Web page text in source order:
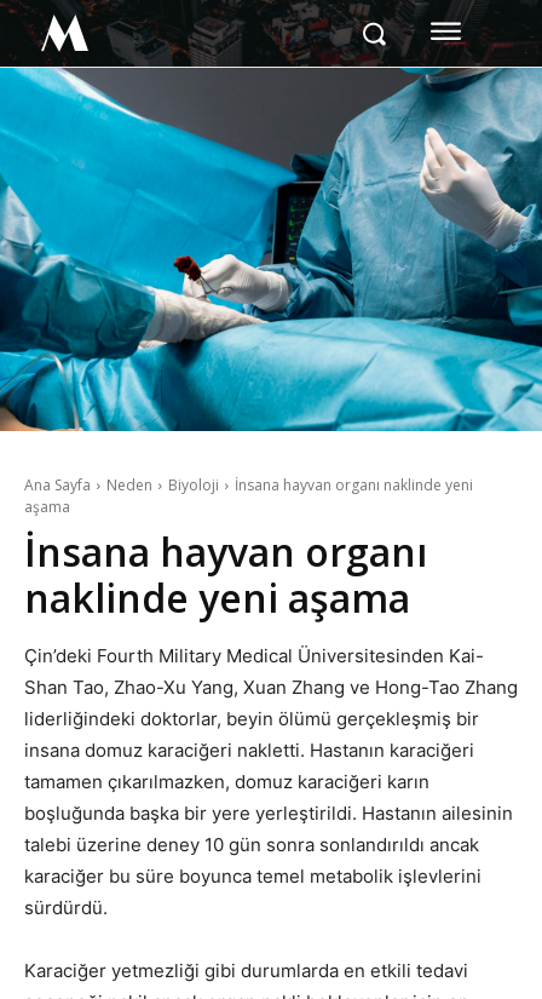
M
Ana Sayfa Neden Biyoloji
İnsana hayvan organı naklinde yeni
aşama
İnsana hayvan organı
naklinde yeni aşama
Çin’deki Fourth Military Medical Üniversitesinden Kai-
Shan Tao, Zhao-Xu Yang, Xuan Zhang ve Hong-Tao Zhang
liderliğindeki doktorlar, beyin ölümü gerçekleşmiş bir
insana domuz karaciğeri nakletti. Hastanın karaciğeri
tamamen çıkarılmazken, domuz karaciğeri karın
boşluğunda başka bir yere yerleştirildi. Hastanın ailesinin
talebi üzerine deney 10 gün sonra sonlandırıldı ancak
karaciğer bu süre boyunca temel metabolik işlevlerini
sürdürdü.
Karaciğer yetmezliği gibi durumlarda en etkili tedavi